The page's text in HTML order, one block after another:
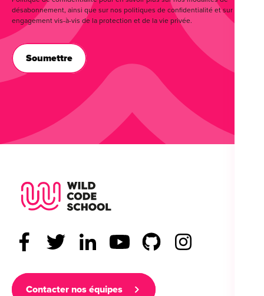
désabonnement, ainsi que sur nos politiques de confidentialité et sur notre
engagement vis-à-vis de la protection et de la vie privée.
Contacter nos équipes